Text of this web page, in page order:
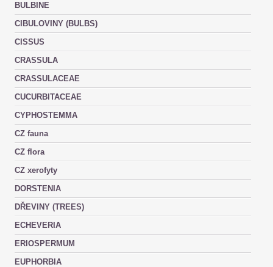
BULBINE
CIBULOVINY (BULBS)
CISSUS
CRASSULA
CRASSULACEAE
CUCURBITACEAE
CYPHOSTEMMA
CZ fauna
CZ flora
CZ xerofyty
DORSTENIA
DŘEVINY (TREES)
ECHEVERIA
ERIOSPERMUM
EUPHORBIA